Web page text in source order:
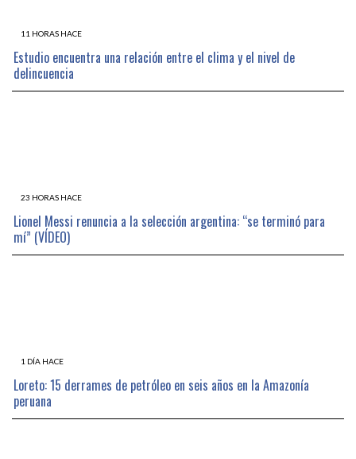
11 HORAS HACE
Estudio encuentra una relación entre el clima y el nivel de
delincuencia
23 HORAS HACE
Lionel Messi renuncia a la selección argentina: “se terminó para
mí” (VÍDEO)
1 DÍA HACE
Loreto: 15 derrames de petróleo en seis años en la Amazonía
peruana